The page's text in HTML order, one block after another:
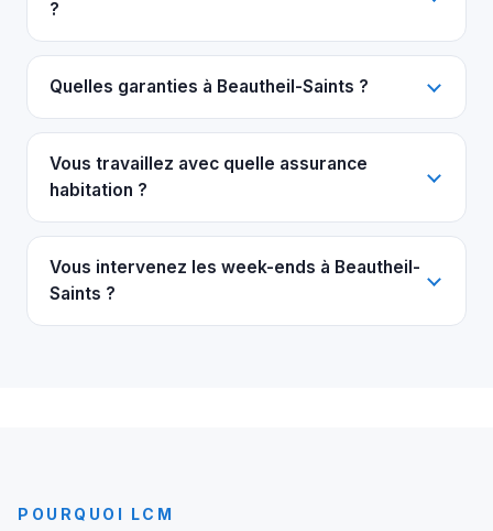
?
Quelles garanties à Beautheil-Saints ?
Vous travaillez avec quelle assurance
habitation ?
Vous intervenez les week-ends à Beautheil-
Saints ?
POURQUOI LCM